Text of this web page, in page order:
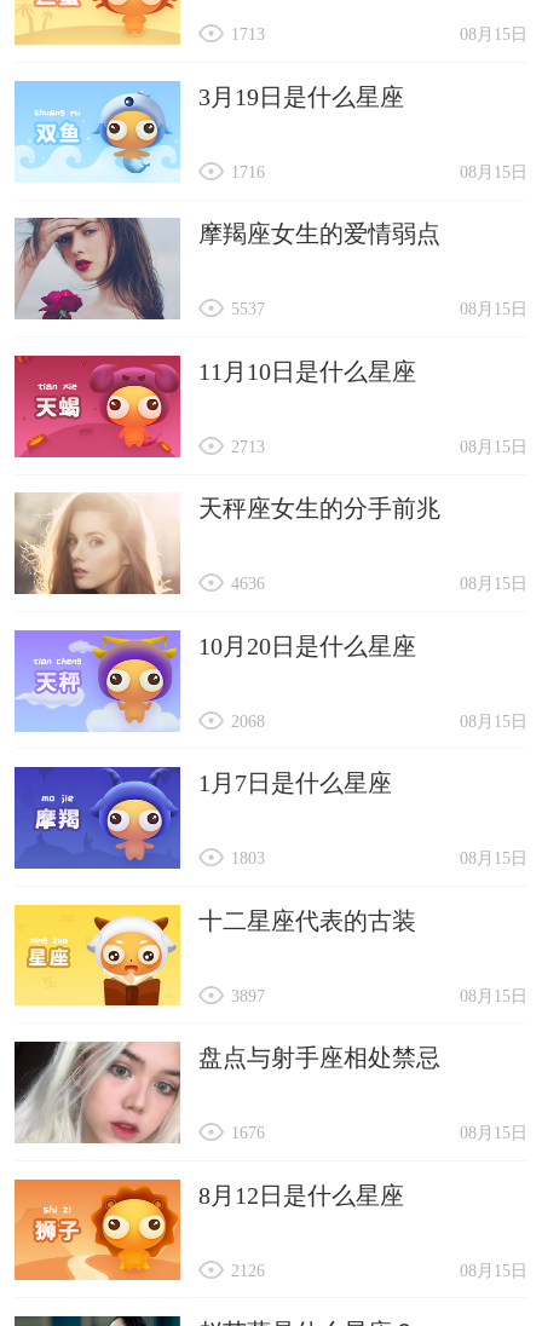
08月15日
1713
3月19日是什么星座
08月15日
1716
摩羯座女生的爱情弱点
08月15日
5537
11月10日是什么星座
08月15日
2713
天秤座女生的分手前兆
08月15日
4636
10月20日是什么星座
08月15日
2068
1月7日是什么星座
08月15日
1803
十二星座代表的古装
08月15日
3897
盘点与射手座相处禁忌
08月15日
1676
8月12日是什么星座
08月15日
2126